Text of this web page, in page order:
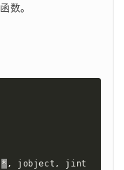
数。
* , jobject ,
jint